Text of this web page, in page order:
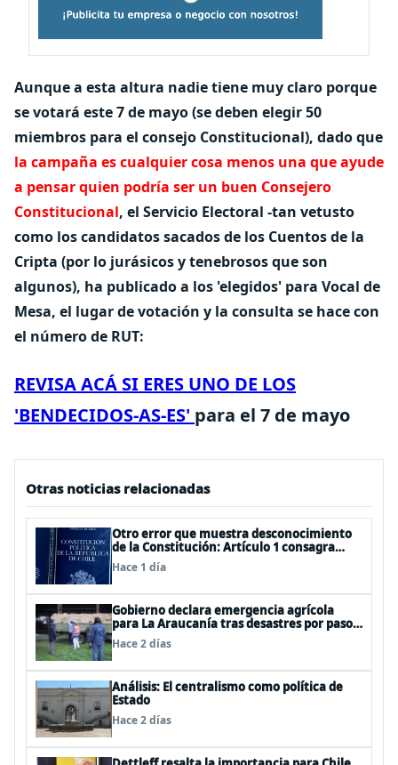
Aunque a esta altura nadie tiene muy claro porque
se votará este 7 de mayo (se deben elegir 50
miembros para el consejo Constitucional), dado que
la campaña es cualquier cosa menos una que ayude
a pensar quien podría ser un buen Consejero
Constitucional, el Servicio Electoral -tan vetusto
como los candidatos sacados de los Cuentos de la
Cripta (por lo jurásicos y tenebrosos que son
algunos), ha publicado a los 'elegidos' para Vocal de
Mesa, el lugar de votación y la consulta se hace con
el número de RUT:
REVISA ACÁ SI ERES UNO DE LOS
'BENDECIDOS-AS-ES' para el 7 de mayo
Otras noticias relacionadas
Otro error que muestra desconocimiento
de la Constitución: Artículo 1 consagra
resguardar la seguridad nacional y
proteger a los ciudadanos
Hace 1 día
Gobierno declara emergencia agrícola
para La Araucanía tras desastres por pasos
de sistemas frontales
Hace 2 días
Análisis: El centralismo como política de
Estado
Hace 2 días